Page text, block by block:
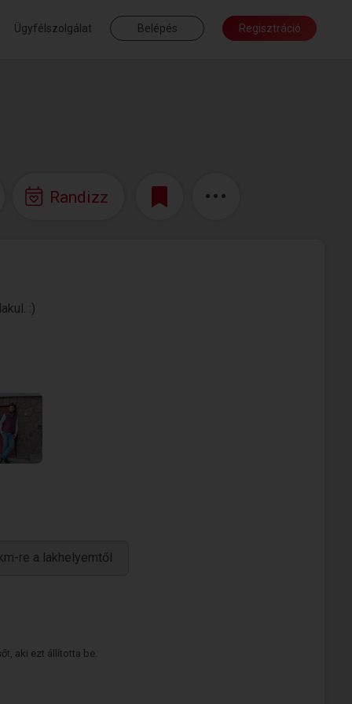
Ügyfélszolgálat Belépés Regisztráció
Randizz
:)
re a lakhelyemtől
aki ezt állította be.